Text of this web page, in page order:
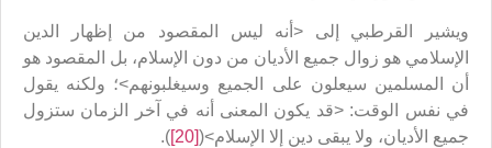
ويشير القرطبي إلى <أنه ليس المقصود من إظهار الدين
الإسلامي هو زوال جميع الأديان من دون الإسلام، بل المقصود هو
أن المسلمين سيعلون على الجميع وسيغلبونهم>؛ ولكنه يقول
في نفس الوقت: <قد يكون المعنى أنه في آخر الزمان ستزول
جميع الأديان، ولا يبقى دين إلا الإسلام>([20]
).